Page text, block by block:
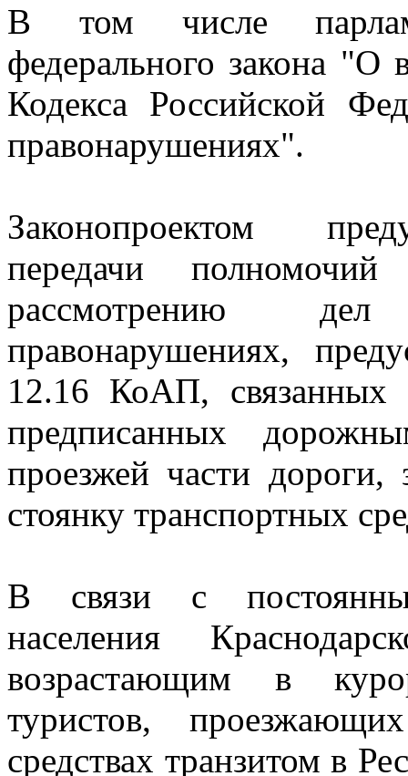
В том числе
федерального закона "О
Кодекса Российской
правонарушениях".
Законопроектом
передачи
рассмотрению
правонарушениях,
12.16 КоАП, связанных
предписанных
проезжей части
стоянку транспортных
В связи с
населения
возрастающим в
туристов,
средствах транзитом в